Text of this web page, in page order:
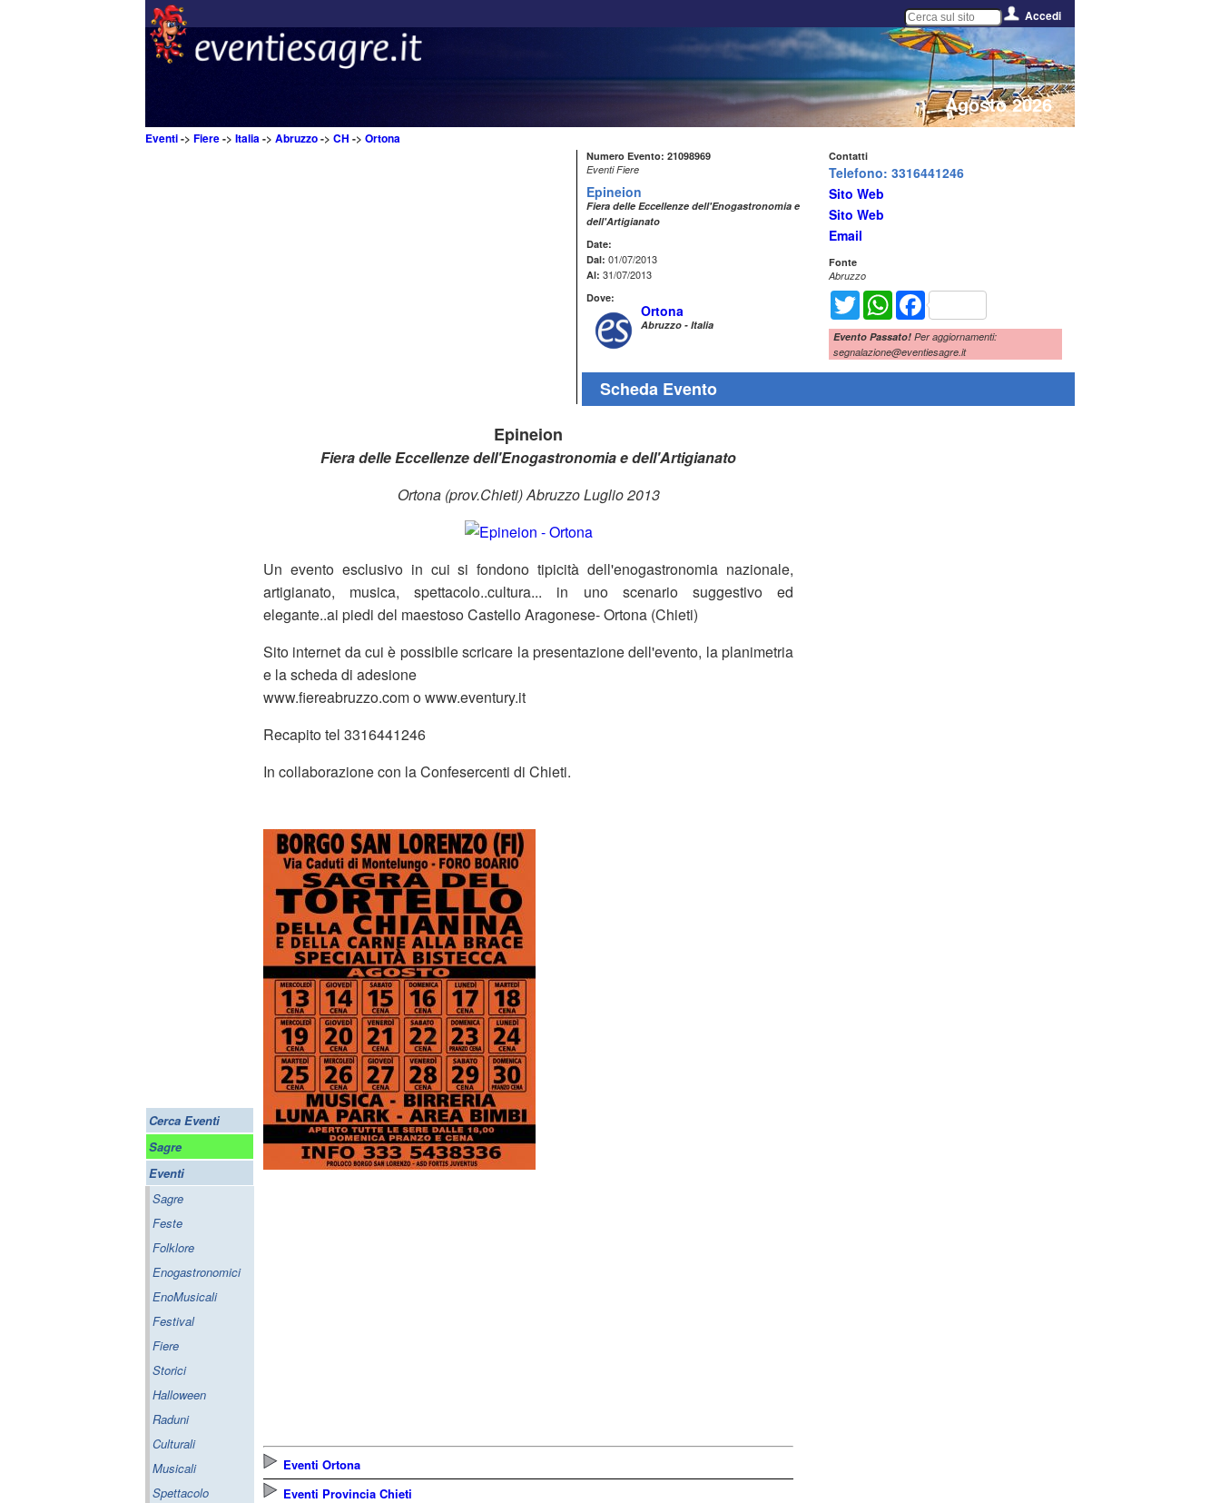
Accedi
Agosto 2026
Eventi-> Fiere-> Italia-> Abruzzo-> CH -> Ortona
Cerca Eventi
Sagre
Eventi
Sagre
Feste
Folklore
Enogastronomici
EnoMusicali
Festival
Fiere
Storici
Halloween
Raduni
Culturali
Musicali
Spettacolo
Numero Evento: 21098969
Eventi Fiere
Epineion
Fiera delle Eccellenze dell'Enogastronomia e
dell'Artigianato
Date:
Dal: 01/07/2013
Al: 31/07/2013
Dove:
Ortona
Abruzzo - Italia
Contatti
Telefono: 3316441246
Sito Web
Sito Web
Email
Fonte
Abruzzo
Twitter WhatsAppFacebook
Evento Passato! Per aggiornamenti:
segnalazione@eventiesagre.it
Scheda Evento
Epineion
Fiera delle Eccellenze dell'Enogastronomia e dell'Artigianato
Ortona (prov.Chieti) Abruzzo Luglio 2013
Un evento esclusivo in cui si fondono tipicità dell'enogastronomia nazionale,
artigianato, musica, spettacolo..cultura... in uno scenario suggestivo ed
elegante..ai piedi del maestoso Castello Aragonese- Ortona (Chieti)
Sito internet da cui è possibile scricare la presentazione dell'evento, la planimetria
e la scheda di adesione
www.fiereabruzzo.com o www.eventury.it
Recapito tel 3316441246
In collaborazione con la Confesercenti di Chieti.
Eventi Ortona
Eventi Provincia Chieti